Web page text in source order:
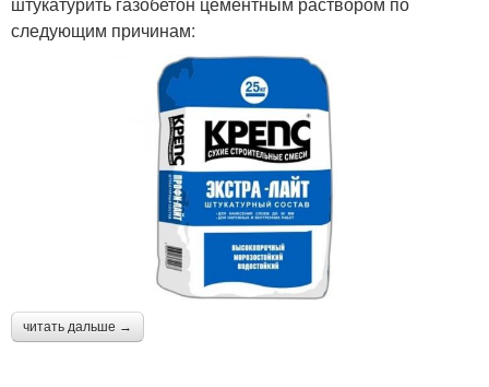
следующим причинам:
читать дальше →